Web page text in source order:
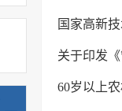
国家高新
关于印发
60岁以上